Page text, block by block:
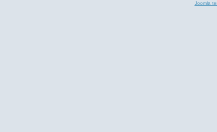
Joomla